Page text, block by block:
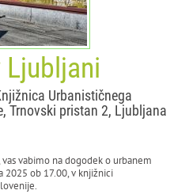
Urbanističnega
Trnovski pristan 2, Ljubljana
vabimo na dogodek o urbanem
2025 ob 17.00, v knjižnici